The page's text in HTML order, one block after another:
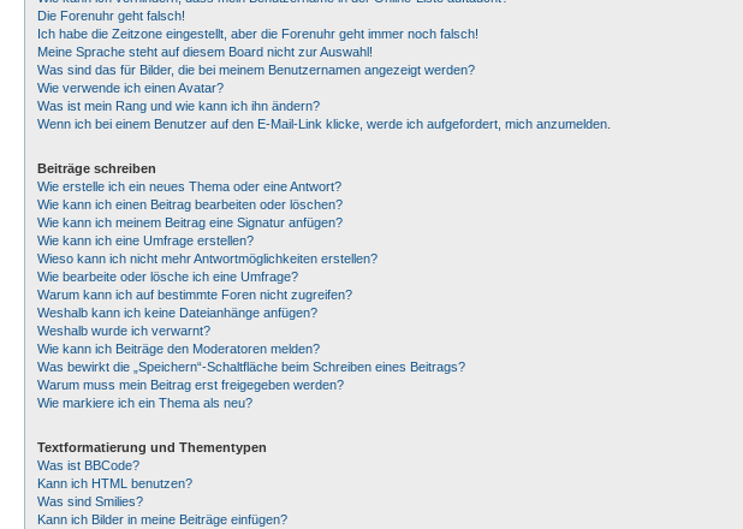
Die Forenuhr geht falsch!
Ich habe die Zeitzone eingestellt, aber die Forenuhr geht immer noch falsch!
Meine Sprache steht auf diesem Board nicht zur Auswahl!
Was sind das für Bilder, die bei meinem Benutzernamen angezeigt werden?
Wie verwende ich einen Avatar?
Was ist mein Rang und wie kann ich ihn ändern?
Wenn ich bei einem Benutzer auf den E-Mail-Link klicke, werde ich aufgefordert, mich anzumelden.
Beiträge schreiben
Wie erstelle ich ein neues Thema oder eine Antwort?
Wie kann ich einen Beitrag bearbeiten oder löschen?
Wie kann ich meinem Beitrag eine Signatur anfügen?
Wie kann ich eine Umfrage erstellen?
Wieso kann ich nicht mehr Antwortmöglichkeiten erstellen?
Wie bearbeite oder lösche ich eine Umfrage?
Warum kann ich auf bestimmte Foren nicht zugreifen?
Weshalb kann ich keine Dateianhänge anfügen?
Weshalb wurde ich verwarnt?
Wie kann ich Beiträge den Moderatoren melden?
Was bewirkt die „Speichern“-Schaltfläche beim Schreiben eines Beitrags?
Warum muss mein Beitrag erst freigegeben werden?
Wie markiere ich ein Thema als neu?
Textformatierung und Thementypen
Was ist BBCode?
Kann ich HTML benutzen?
Was sind Smilies?
Kann ich Bilder in meine Beiträge einfügen?